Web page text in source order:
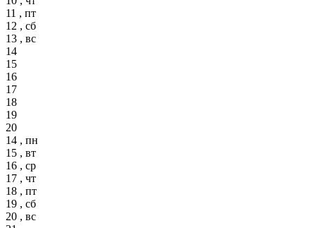
11 , пт
12 , сб
13 , вс
14
15
16
17
18
19
20
14 , пн
15 , вт
16 , ср
17 , чт
18 , пт
19 , сб
20 , вс